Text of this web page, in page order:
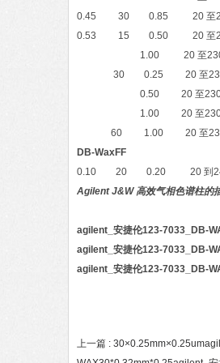
0.45 30 0.85
0.53 15 0.50
1.00 20 至230/
30 0.25 20 至
0.50 20 至
1.00 20 至230/240
60 1.00 20 至
DB-WaxFF
0.10 20 0.20 20
Agilent J&W 高效气相色谱柱的
agilent_安捷伦123-7033_DB-
agilent_安捷伦123-7033_DB-
agilent_安捷伦123-7033_DB-
上一篇 :